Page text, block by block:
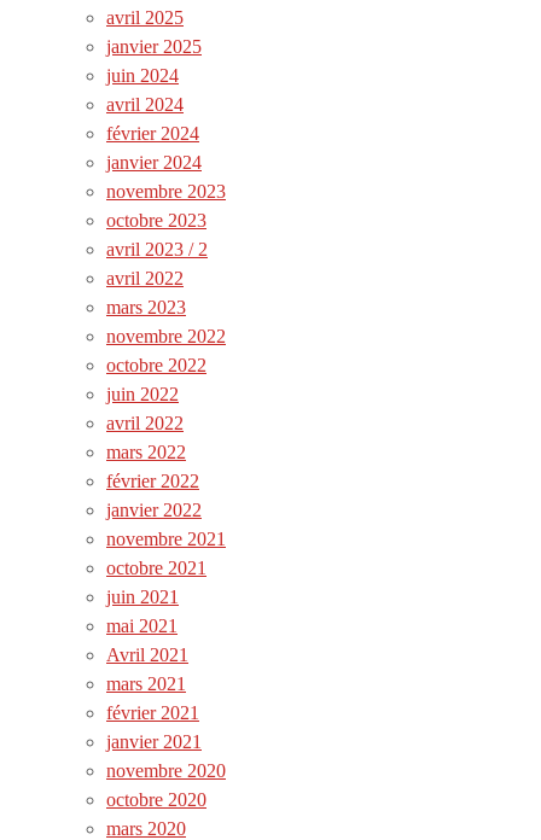
avril 2025
janvier 2025
juin 2024
avril 2024
février 2024
janvier 2024
novembre 2023
octobre 2023
avril 2023 / 2
avril 2022
mars 2023
novembre 2022
octobre 2022
juin 2022
avril 2022
mars 2022
février 2022
janvier 2022
novembre 2021
octobre 2021
juin 2021
mai 2021
Avril 2021
mars 2021
février 2021
janvier 2021
novembre 2020
octobre 2020
mars 2020